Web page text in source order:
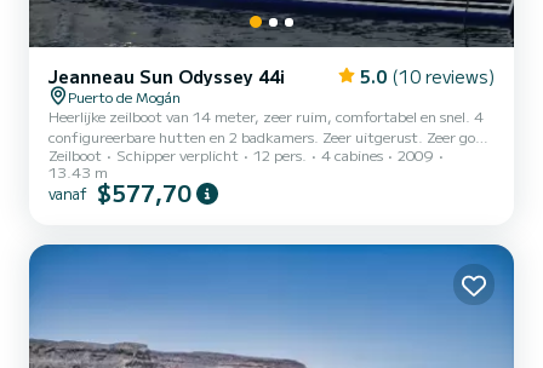
Jeanneau Sun Odyssey 44i 5.0 (10 reviews)
Puerto de Mogán
Heerlijke zeilboot van 14 meter, zeer ruim, comfortabel en snel. 4
configureerbare hutten en 2 badkamers. Zeer uitgerust. Zeer goed
verzorgd.
Zeilboot Schipper verplicht 12 pers. 4 cabines
2009
13.43 m
vanaf $577,70